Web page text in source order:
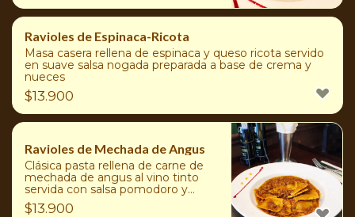
Ravioles de Espinaca-Ricota
Masa casera rellena de espinaca y queso ricota servido
en suave salsa nogada preparada a base de crema y
nueces
$13.900
Ravioles de Mechada de Angus
Clásica pasta rellena de carne de
mechada de angus al vino tinto
servida con salsa pomodoro y
queso parmesano
$13.900